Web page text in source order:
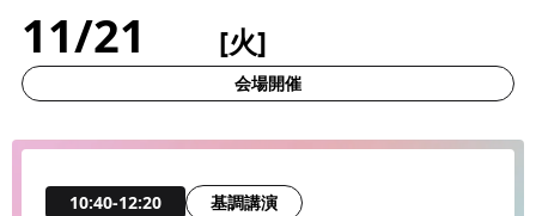
11/21 [火]
会場開催
10:40-12:20 基調講演